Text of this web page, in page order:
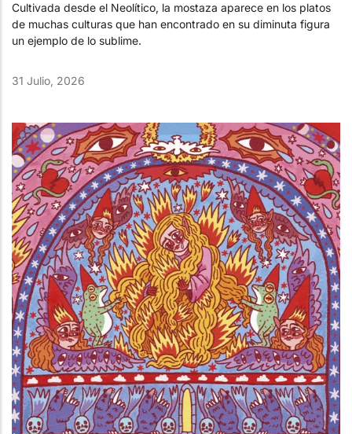
Cultivada desde el Neolítico, la mostaza aparece en los platos
de muchas culturas que han encontrado en su diminuta figura
un ejemplo de lo sublime.
31 Julio, 2026